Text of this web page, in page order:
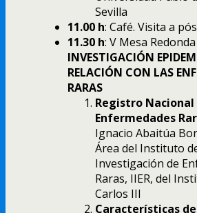
Sevilla
11.00 h: Café. Visita a
11.30 h: V Mesa
INVESTIGACIÓN
RELACIÓN CON LAS
RARAS
Registro Nacional
Enfermedades
Ignacio Abaitúa
Área del Instituto
Investigación de
Raras, IIER, del
Carlos III
Características